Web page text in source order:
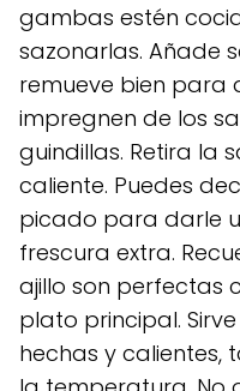
gambas estén
sazonarlas. Añade
remueve bien para
impregnen de los
guindillas. Retira la
caliente. Puedes
picado para darle
frescura extra.
ajillo son perfectas
plato principal.
hechas y